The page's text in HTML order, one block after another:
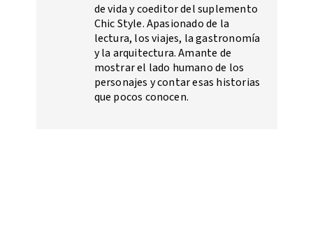
de vida y coeditor del suplemento
Chic Style. Apasionado de la
lectura, los viajes, la gastronomía
y la arquitectura. Amante de
mostrar el lado humano de los
personajes y contar esas historias
que pocos conocen.